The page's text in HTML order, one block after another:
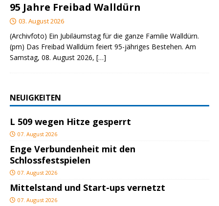
95 Jahre Freibad Walldürn
03. August 2026
(Archivfoto) Ein Jubiläumstag für die ganze Familie Walldürn.
(pm) Das Freibad Walldürn feiert 95-jähriges Bestehen. Am
Samstag, 08. August 2026, […]
NEUIGKEITEN
L 509 wegen Hitze gesperrt
07. August 2026
Enge Verbundenheit mit den
Schlossfestspielen
07. August 2026
Mittelstand und Start-ups vernetzt
07. August 2026